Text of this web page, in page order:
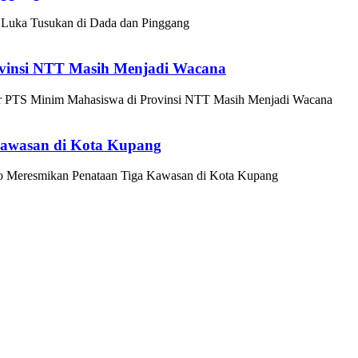
Tusukan di Dada dan Pinggang
NTT Masih Menjadi Wacana
PTS Minim Mahasiswa di Provinsi NTT Masih Menjadi Wacana
di Kota Kupang
Meresmikan Penataan Tiga Kawasan di Kota Kupang